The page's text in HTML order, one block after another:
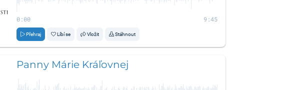
0:00 9:45
Přehraj Líbí se Vložit Stáhnout
Panny Márie Kráľovnej